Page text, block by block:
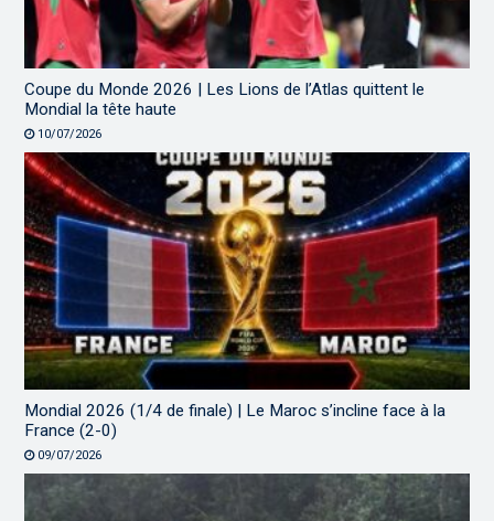
Coupe du Monde 2026 | Les Lions de l’Atlas quittent le
Mondial la tête haute
10/07/2026
Mondial 2026 (1/4 de finale) | Le Maroc s’incline face à la
France (2-0)
09/07/2026